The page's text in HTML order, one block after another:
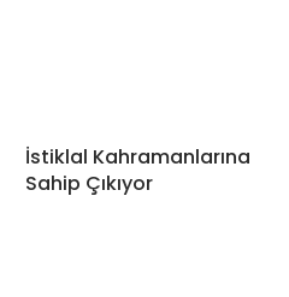
İstiklal Kahramanlarına
Sahip Çıkıyor